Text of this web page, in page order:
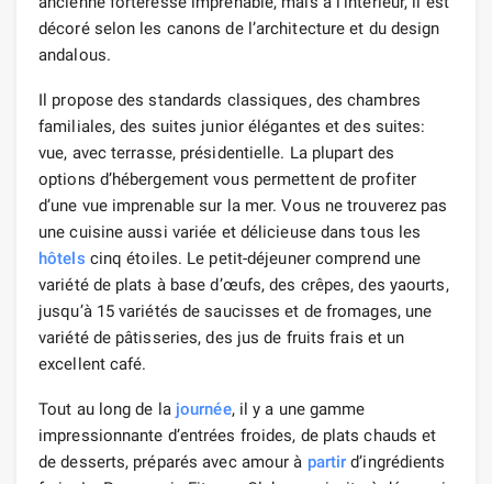
décoré selon les canons de l’architecture et du design
andalous.
Il propose des standards classiques, des chambres
familiales, des suites junior élégantes et des suites:
vue, avec terrasse, présidentielle. La plupart des
options d’hébergement vous permettent de profiter
d’une vue imprenable sur la mer. Vous ne trouverez pas
une cuisine aussi variée et délicieuse dans tous les
hôtels cinq étoiles. Le petit-déjeuner comprend une
variété de plats à base d’œufs, des crêpes, des yaourts,
jusqu’à 15 variétés de saucisses et de fromages, une
variété de pâtisseries, des jus de fruits frais et un
excellent café.
Tout au long de la journée, il y a une gamme
impressionnante d’entrées froides, de plats chauds et
de desserts, préparés avec amour à partir d’ingrédients